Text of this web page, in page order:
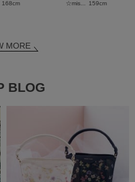
168cm ☆mis... 159cm
MORE
BLOG